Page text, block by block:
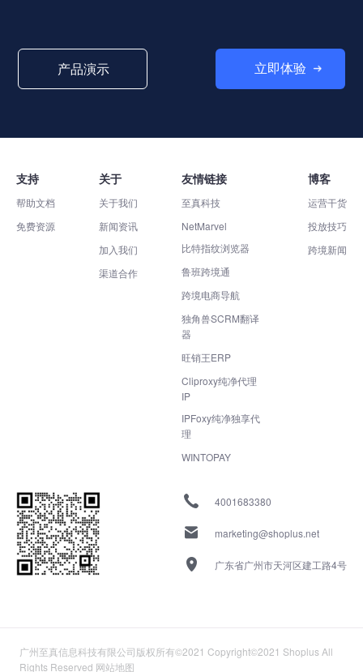
产品演示 立即体验
支持
帮助文档
免费资源
关于
关于我们
新闻资讯
加入我们
渠道合作
友情链接
至真科技
NetMarvel
比特指纹浏览器
鲁班跨境通
跨境电商导航
独角兽SCRM翻译
器
旺销王ERP
Cliproxy纯净代理
IP
IPFoxy纯净独享代
理
WINTOPAY
博客
运营干货
投放技巧
跨境新闻
4001683380
marketing@shoplus.net
广东省广州市天河区建工路4号
广州至真信息科技有限公司版权所有©2021 Copyright©2021 Shoplus All
Rights Reserved 网站地图